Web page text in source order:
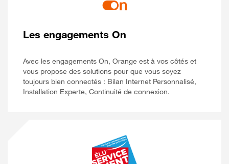
Les engagements On
Avec les engagements On, Orange est à vos côtés et
vous propose des solutions pour que vous soyez
toujours bien connectés : Bilan Internet Personnalisé,
Installation Experte, Continuité de connexion.